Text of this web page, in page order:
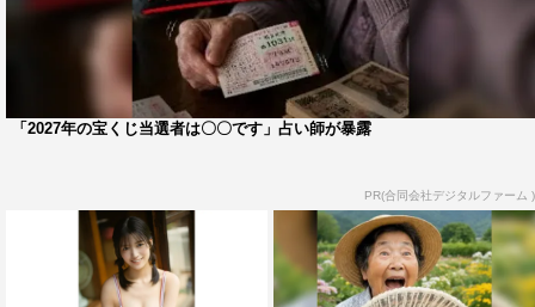
「2027年の宝くじ当選者は〇〇です」占い師が暴露
PR(合同会社デジタルファーム )